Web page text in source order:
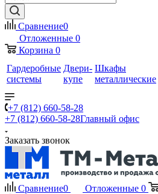
Сравнение0
Отложенные 0
Корзина 0
Гардеробные
системы
Двери-
купе
Шкафы
металлические
+7 (812) 660-58-28
+7 (812) 660-58-28Главный офис
Заказать звонок
Сравнение0 Отложенные 0